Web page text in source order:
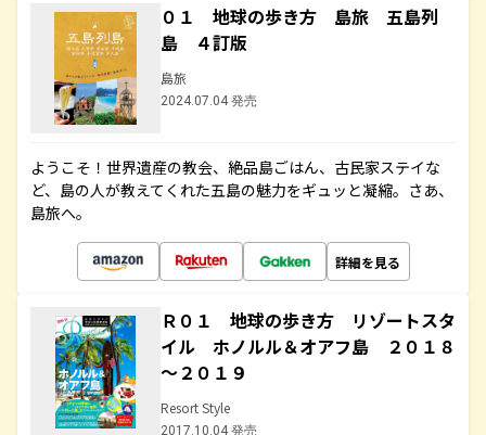
０１ 地球の歩き方 島旅 五島列
島 ４訂版
島旅
2024.07.04 発売
ようこそ！世界遺産の教会、絶品島ごはん、古民家ステイな
ど、島の人が教えてくれた五島の魅力をギュッと凝縮。さあ、
島旅へ。
詳細を見る
Ｒ０１ 地球の歩き方 リゾートスタ
イル ホノルル＆オアフ島 ２０１８
～２０１９
Resort Style
2017.10.04 発売